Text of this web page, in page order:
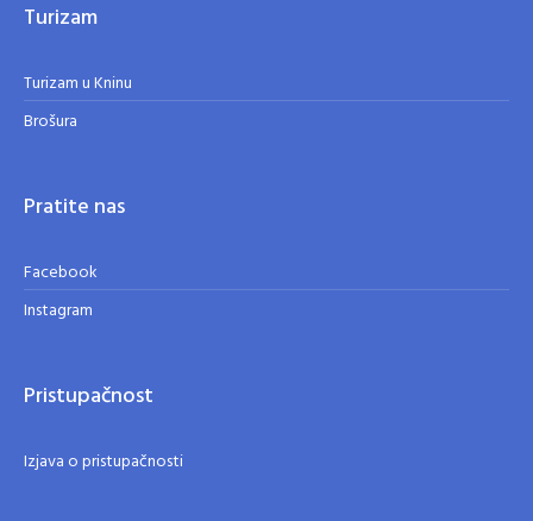
Turizam
Turizam u Kninu
Brošura
Pratite nas
Facebook
Instagram
Pristupačnost
Izjava o pristupačnosti